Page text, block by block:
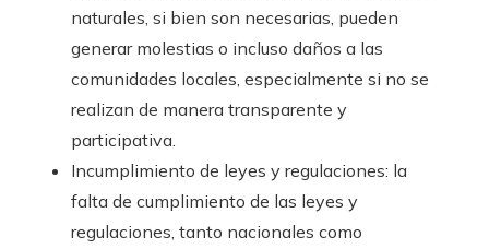
naturales, si bien son necesarias, pueden
generar molestias o incluso daños a las
comunidades locales, especialmente si no se
realizan de manera transparente y
participativa.
Incumplimiento de leyes y regulaciones: la
falta de cumplimiento de las leyes y
regulaciones, tanto nacionales como